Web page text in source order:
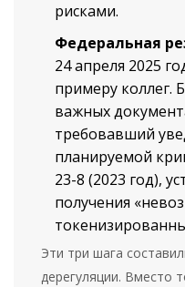
рисками.
Федеральная
24 апреля 2025
примеру коллег.
важных
требовавший
планируемой
23-8 (2023 год),
получения
Эти три шага
дерегуляции. Вместо